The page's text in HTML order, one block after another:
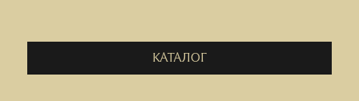
КАТАЛОГ